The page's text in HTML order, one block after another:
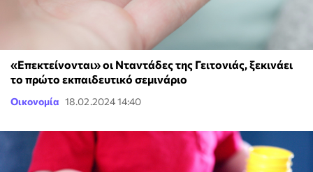
«Επεκτείνονται» οι Νταντάδες της Γειτονιάς, ξεκινάει
το πρώτο εκπαιδευτικό σεμινάριο
Οικονομία 18.02.2024 14:40